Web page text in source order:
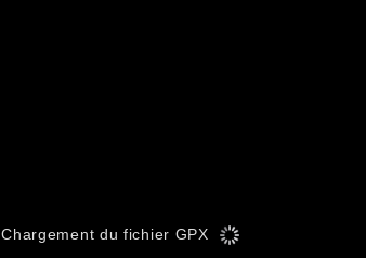
Chargement du fichier GPX